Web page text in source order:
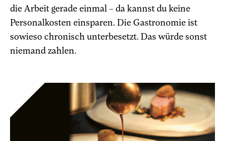
die Arbeit gerade einmal – da kannst du keine
Personalkosten einsparen. Die Gastronomie ist
sowieso chronisch unterbesetzt. Das würde sonst
niemand zahlen.